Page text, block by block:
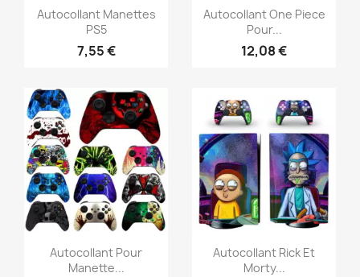
Aperçu rapide
Autocollant Manettes
PS5
7,55 €
Aperçu rapide
Autocollant One Piece
Pour...
12,08 €
Aperçu rapide
Autocollant Pour
Manette...
Aperçu rapide
Autocollant Rick Et
Morty...